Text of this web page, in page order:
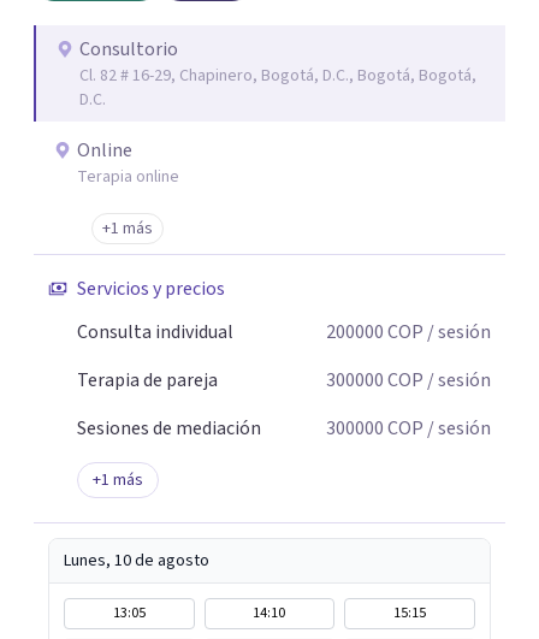
proteger de esa historia difícil; a veces, por la misma duda
que se tiene sobre lo que pasó; y, a veces, por los silencios
que se impusieron para no hablar. Te propongo una
psicoterapia para ayudar a integrar eso que pasó y para
ayudar a pensar todo lo que generó. Soltar el lazo con el
de quienes estuvieron, de quienes agredieron o de quienes
Consultorio
Cl. 82 # 16-29, Chapinero, Bogotá, D.C., Bogotá, Bogotá,
D.C.
Online
Terapia online
+1 más
Servicios y precios
Consulta individual
200000COP / sesión
Terapia de pareja
300000COP / sesión
Sesiones de mediación
300000COP / sesión
+1 más
Lunes, 10 de agosto
13:05 14:10
15:15